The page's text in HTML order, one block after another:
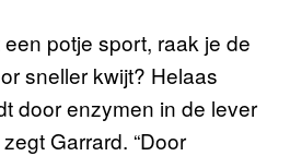
potje sport, raak je de
sneller kwijt? Helaas
door enzymen in de lever
Garrard. “Door